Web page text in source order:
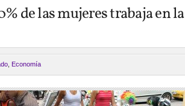
de las mujeres trabaja en la
Economía